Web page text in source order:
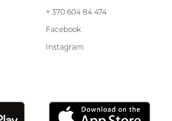
+ 370 604 84 474
Facebook
Instagram